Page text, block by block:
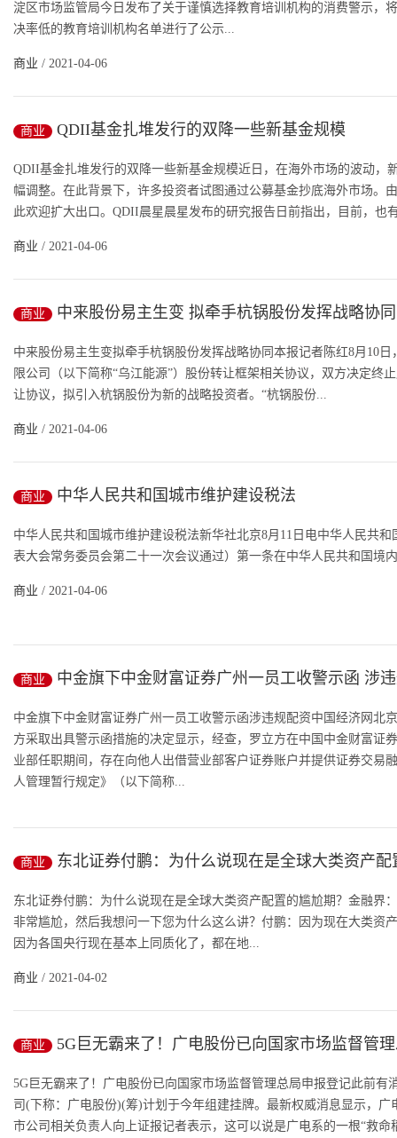
淀区市场监管局今日发布了关于谨慎选择教育培训机构的消费警示，
决率低的教育培训机构名单进行了公示...
商业 / 2021-04-06
商业 QDII基金扎堆发行的双降一些新基金规模
QDII基金扎堆发行的双降一些新基金规模近日，在海外市场的波动，
幅调整。在此背景下，许多投资者试图通过公募基金抄底海外市场。
此欢迎扩大出口。QDII晨星晨星发布的研究报告日前指出，目前，也
商业 / 2021-04-06
商业 中来股份易主生变 拟牵手杭锅股份发挥战略协同
中来股份易主生变拟牵手杭锅股份发挥战略协同本报记者陈红8月10
限公司（以下简称“乌江能源”）股份转让框架相关协议，双方决定终
让协议，拟引入杭锅股份为新的战略投资者。“杭锅股份...
商业 / 2021-04-06
商业 中华人民共和国城市维护建设税法
中华人民共和国城市维护建设税法新华社北京8月11日电中华人民共
表大会常务委员会第二十一次会议通过）第一条在中华人民共和国境
商业 / 2021-04-06
商业 中金旗下中金财富证券广州一员工收警示函 涉
中金旗下中金财富证券广州一员工收警示函涉违规配资中国经济网北
方采取出具警示函措施的决定显示，经查，罗立方在中国中金财富证
业部任职期间，存在向他人出借营业部客户证券账户并提供证券交易
人管理暂行规定》（以下简称...
商业
东北证券付鹏：为什么说现在是全球大类资产配
期？
东北证券付鹏：为什么说现在是全球大类资产配置的尴尬期？金融界
非常尴尬，然后我想问一下您为什么这么讲？付鹏：因为现在大类资
因为各国央行现在基本上同质化了，都在地...
商业 / 2021-04-02
商业
5G巨无霸来了！广电股份已向国家市场监督管
登记
5G巨无霸来了！广电股份已向国家市场监督管理总局申报登记此前有
司(下称：广电股份)(筹)计划于今年组建挂牌。最新权威消息显示，
市公司相关负责人向上证报记者表示，这可以说是广电系的一根“救